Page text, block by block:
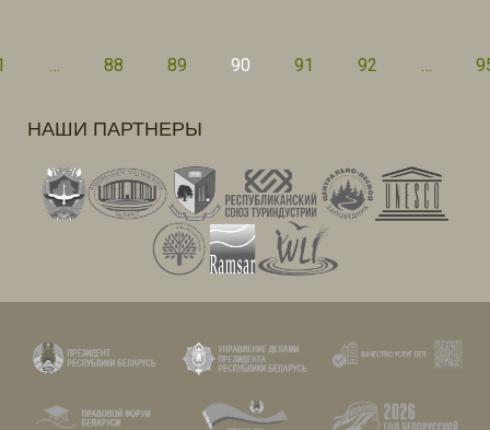
Пагинация
88 89 90 91 92
НАШИ ПАРТНЕРЫ